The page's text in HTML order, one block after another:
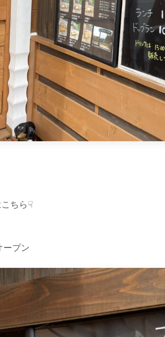
ちら☟
ープン